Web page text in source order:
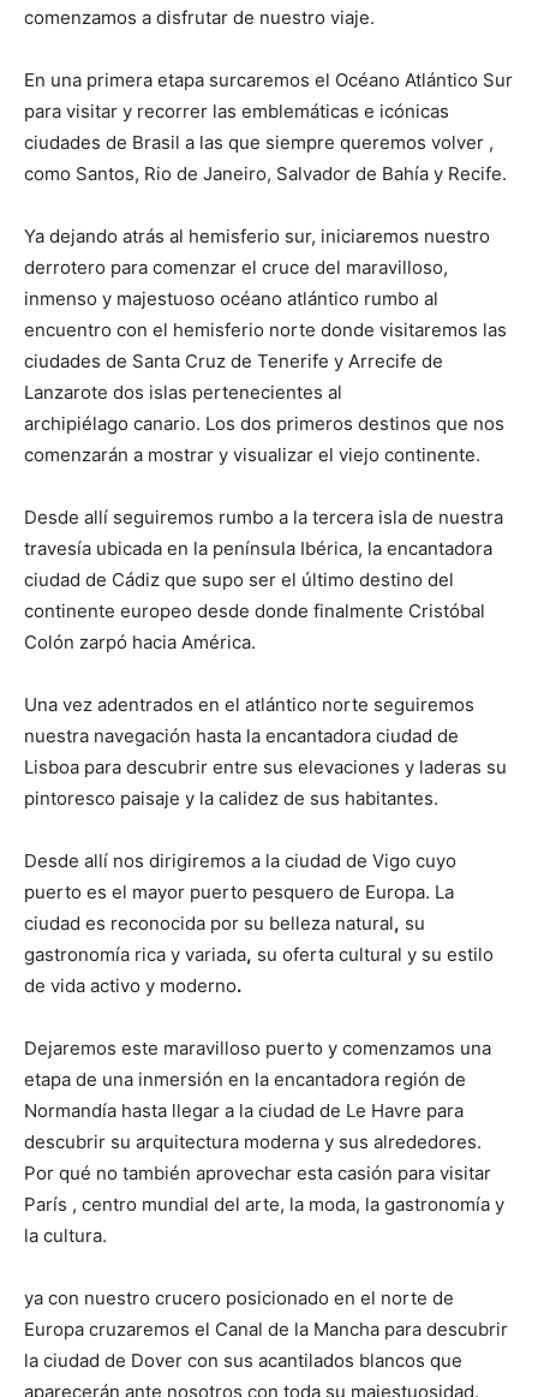
comenzamos a disfrutar de nuestro viaje.
En una primera etapa surcaremos el Océano Atlántico Sur
para visitar y recorrer las emblemáticas e icónicas
ciudades de Brasil a las que siempre queremos volver ,
como Santos, Rio de Janeiro, Salvador de Bahía y Recife.
Ya dejando atrás al hemisferio sur, iniciaremos nuestro
derrotero para comenzar el cruce del maravilloso,
inmenso y majestuoso océano atlántico rumbo al
encuentro con el hemisferio norte donde visitaremos las
ciudades de Santa Cruz de Tenerife y Arrecife de
Lanzarote dos islas pertenecientes al
archipiélago canario. Los dos primeros destinos que nos
comenzarán a mostrar y visualizar el viejo continente.
Desde allí seguiremos rumbo a la tercera isla de nuestra
travesía ubicada en la península Ibérica, la encantadora
ciudad de Cádiz que supo ser el último destino del
continente europeo desde donde finalmente Cristóbal
Colón zarpó hacia América.
Una vez adentrados en el atlántico norte seguiremos
nuestra navegación hasta la encantadora ciudad de
Lisboa para descubrir entre sus elevaciones y laderas su
pintoresco paisaje y la calidez de sus habitantes.
Desde allí nos dirigiremos a la ciudad de Vigo cuyo
puerto es el mayor puerto pesquero de Europa. La
ciudad es reconocida por su belleza natural, su
gastronomía rica y variada, su oferta cultural y su estilo
de vida activo y moderno.
Dejaremos este maravilloso puerto y comenzamos una
etapa de una inmersión en la encantadora región de
Normandía hasta llegar a la ciudad de Le Havre para
descubrir su arquitectura moderna y sus alrededores.
Por qué no también aprovechar esta casión para visitar
París , centro mundial del arte, la moda, la gastronomía y
la cultura.
ya con nuestro crucero posicionado en el norte de
Europa cruzaremos el Canal de la Mancha para descubrir
la ciudad de Dover con sus acantilados blancos que
aparecerán ante nosotros con toda su majestuosidad.